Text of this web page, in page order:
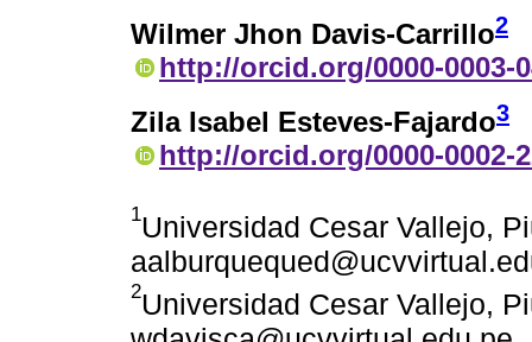
Wilmer Jhon Davis-Carrillo2
http://orcid.org/0000-0003-
Zila Isabel Esteves-Fajardo3
http://orcid.org/0000-0002-
1Universidad Cesar Vallejo,
2Universidad Cesar Vallejo,